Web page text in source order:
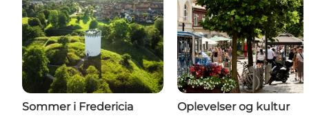
Sommer i Fredericia Oplevelser og kultur